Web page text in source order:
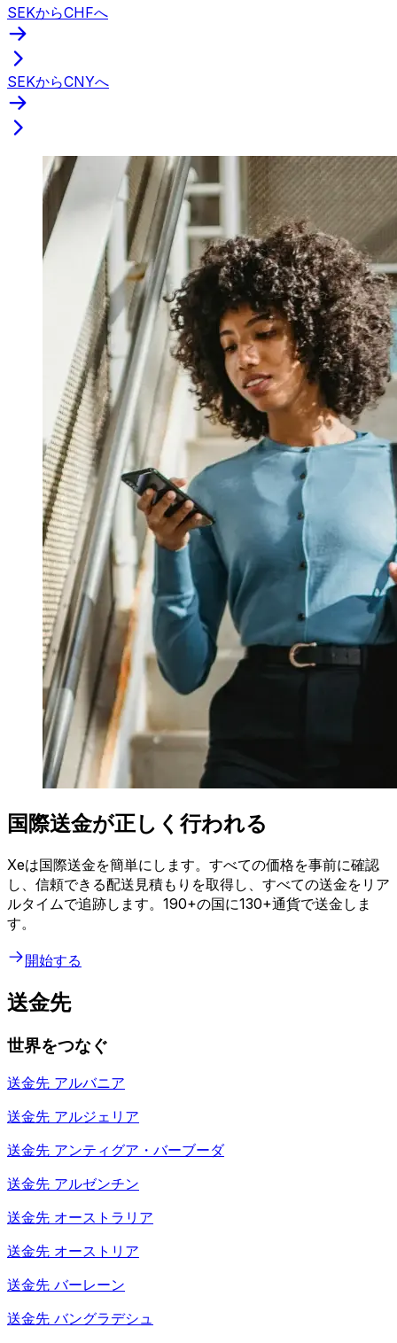
SEKからCHFへ
SEKからCNYへ
国際送金が正しく行われる
Xeは国際送金を簡単にします。すべての価格を事前に確認
し、信頼できる配送見積もりを取得し、すべての送金をリア
ルタイムで追跡します。190+の国に130+通貨で送金しま
す。
開始する
送金先
世界をつなぐ
送金先 アルバニア
送金先 アルジェリア
送金先 アンティグア・バーブーダ
送金先 アルゼンチン
送金先 オーストラリア
送金先 オーストリア
送金先 バーレーン
送金先 バングラデシュ